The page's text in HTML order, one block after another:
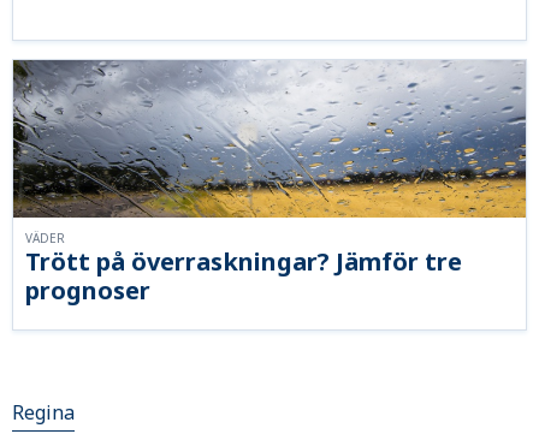
Trött på överraskningar? Jämför tre
prognoser
VÄDER
Regina